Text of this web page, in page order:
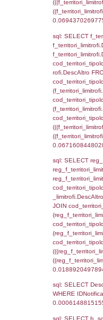
sql:
sql: